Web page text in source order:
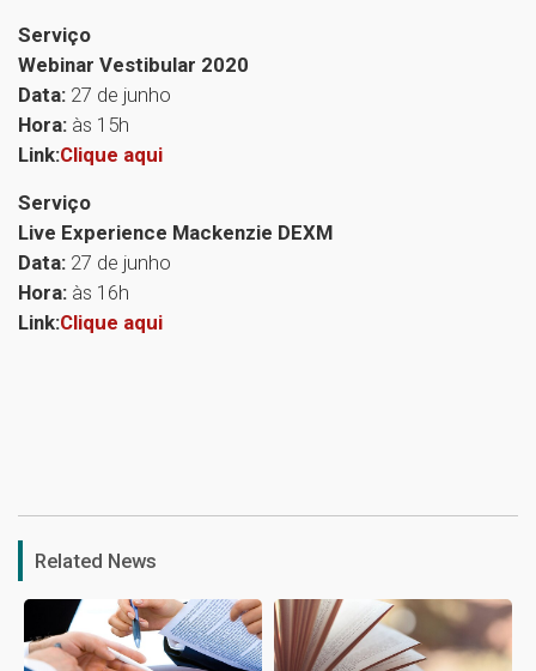
Serviço
Webinar Vestibular 2020
Data: 27 de junho
Hora: às 15h
Link:Clique aqui
Serviço
Live Experience Mackenzie DEXM
Data: 27 de junho
Hora: às 16h
Link:Clique aqui
Related News